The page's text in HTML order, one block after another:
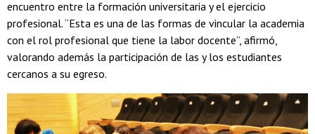
encuentro entre la formación universitaria y el ejercicio
profesional. “Esta es una de las formas de vincular la academia
con el rol profesional que tiene la labor docente”, afirmó,
valorando además la participación de las y los estudiantes
cercanos a su egreso.